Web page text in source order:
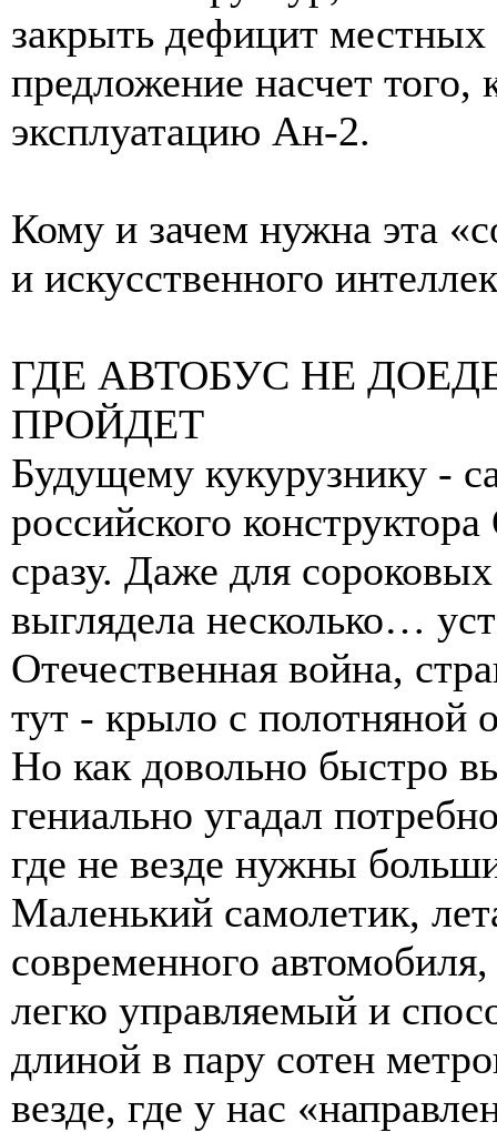
закрыть дефицит местных
предложение насчет того,
эксплуатацию Ан-2.
Кому и зачем нужна эта
и искусственного
ГДЕ АВТОБУС НЕ
ПРОЙДЕТ
Будущему кукурузнику -
российского
сразу. Даже для
выглядела несколько…
Отечественная война,
тут - крыло с полотняной
Но как довольно быстро
гениально угадал
где не везде нужны
Маленький самолетик,
современного
легко управляемый и
длиной в пару сотен
везде, где у нас